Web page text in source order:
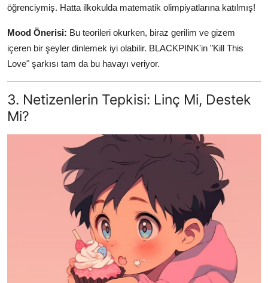
öğrenciymiş. Hatta ilkokulda matematik olimpiyatlarına katılmış!
Mood Önerisi: Bu teorileri okurken, biraz gerilim ve gizem
içeren bir şeyler dinlemek iyi olabilir. BLACKPINK'in "Kill This
Love" şarkısı tam da bu havayı veriyor.
3. Netizenlerin Tepkisi: Linç Mi, Destek
Mi?